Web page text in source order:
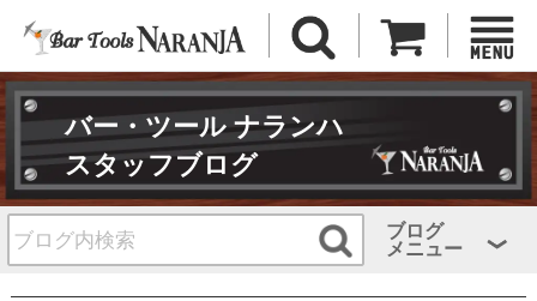
バー・ツール ナランハ
スタッフブログ
ブログ
メニュー